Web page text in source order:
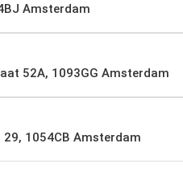
Amsterdam
52A, 1093GG Amsterdam
1054CB Amsterdam